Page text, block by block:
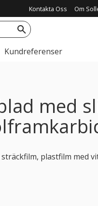
Kontakta Oss Om
Kundreferenser
med
plastfilm med